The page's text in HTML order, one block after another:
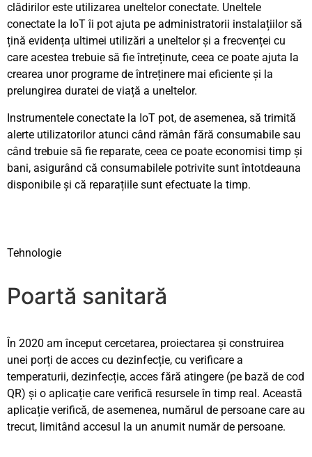
clădirilor este utilizarea uneltelor conectate. Uneltele
conectate la IoT îi pot ajuta pe administratorii instalațiilor să
țină evidența ultimei utilizări a uneltelor și a frecvenței cu
care acestea trebuie să fie întreținute, ceea ce poate ajuta la
crearea unor programe de întreținere mai eficiente și la
prelungirea duratei de viață a uneltelor.
Instrumentele conectate la IoT pot, de asemenea, să trimită
alerte utilizatorilor atunci când rămân fără consumabile sau
când trebuie să fie reparate, ceea ce poate economisi timp și
bani, asigurând că consumabilele potrivite sunt întotdeauna
disponibile și că reparațiile sunt efectuate la timp.
Tehnologie
Poartă sanitară
În 2020 am început cercetarea, proiectarea și construirea
unei porți de acces cu dezinfecție, cu verificare a
temperaturii, dezinfecție, acces fără atingere (pe bază de cod
QR) și o aplicație care verifică resursele în timp real. Această
aplicație verifică, de asemenea, numărul de persoane care au
trecut, limitând accesul la un anumit număr de persoane.